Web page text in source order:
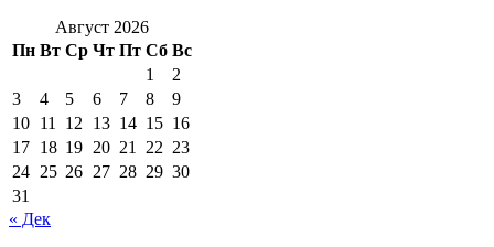
Август 2026
Пн Вт Ср Чт Пт Сб Вс
1
2
3
4 5 6 7 8
9
10 11 12 13 14 15 16
17 18 19 20 21 22 23
24 25 26 27 28 29 30
31
« Дек